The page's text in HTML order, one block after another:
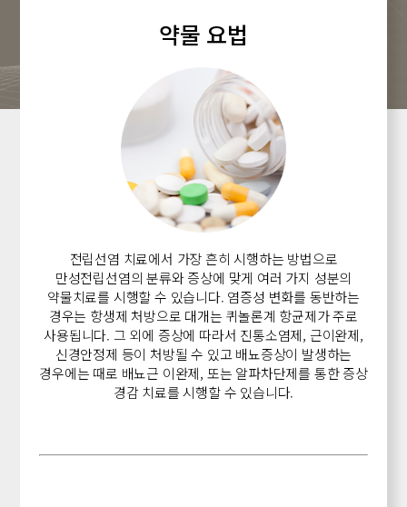
약물 요법
전립선염 치료에서 가장 흔히 시행하는 방법으로
만성전립선염의 분류와 증상에 맞게 여러 가지 성분의
약물치료를 시행할 수 있습니다. 염증성 변화를 동반하는
경우는 항생제 처방으로 대개는 퀴놀론계 항균제가 주로
사용됩니다. 그 외에 증상에 따라서 진통소염제, 근이완제,
신경안정제 등이 처방될 수 있고배뇨증상이 발생하는
경우에는 때로 배뇨근 이완제, 또는 알파차단제를 통한 증상
경감 치료를 시행할 수 있습니다.